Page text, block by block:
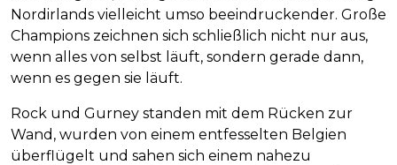
Nordirlands vielleicht umso beeindruckender. Große
Champions zeichnen sich schließlich nicht nur aus,
wenn alles von selbst läuft, sondern gerade dann,
wenn es gegen sie läuft.
Rock und Gurney standen mit dem Rücken zur
Wand, wurden von einem entfesselten Belgien
überflügelt und sahen sich einem nahezu